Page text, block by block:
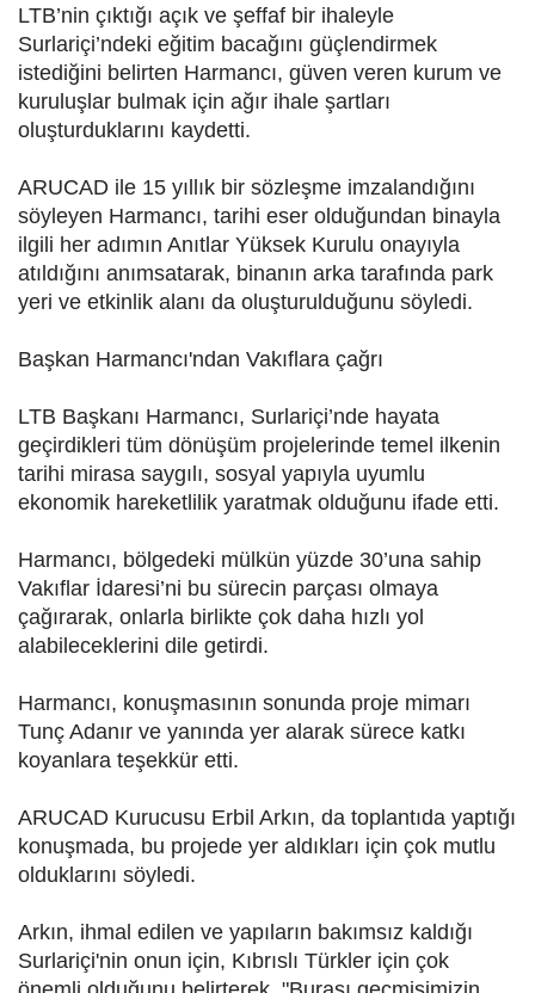
LTB’nin çıktığı açık ve şeffaf bir ihaleyle
Surlariçi’ndeki eğitim bacağını güçlendirmek
istediğini belirten Harmancı, güven veren kurum ve
kuruluşlar bulmak için ağır ihale şartları
oluşturduklarını kaydetti.
ARUCAD ile 15 yıllık bir sözleşme imzalandığını
söyleyen Harmancı, tarihi eser olduğundan binayla
ilgili her adımın Anıtlar Yüksek Kurulu onayıyla
atıldığını anımsatarak, binanın arka tarafında park
yeri ve etkinlik alanı da oluşturulduğunu söyledi.
Başkan Harmancı'ndan Vakıflara çağrı
LTB Başkanı Harmancı, Surlariçi’nde hayata
geçirdikleri tüm dönüşüm projelerinde temel ilkenin
tarihi mirasa saygılı, sosyal yapıyla uyumlu
ekonomik hareketlilik yaratmak olduğunu ifade etti.
Harmancı, bölgedeki mülkün yüzde 30’una sahip
Vakıflar İdaresi’ni bu sürecin parçası olmaya
çağırarak, onlarla birlikte çok daha hızlı yol
alabileceklerini dile getirdi.
Harmancı, konuşmasının sonunda proje mimarı
Tunç Adanır ve yanında yer alarak sürece katkı
koyanlara teşekkür etti.
ARUCAD Kurucusu Erbil Arkın, da toplantıda yaptığı
konuşmada, bu projede yer aldıkları için çok mutlu
olduklarını söyledi.
Arkın, ihmal edilen ve yapıların bakımsız kaldığı
Surlariçi'nin onun için, Kıbrıslı Türkler için çok